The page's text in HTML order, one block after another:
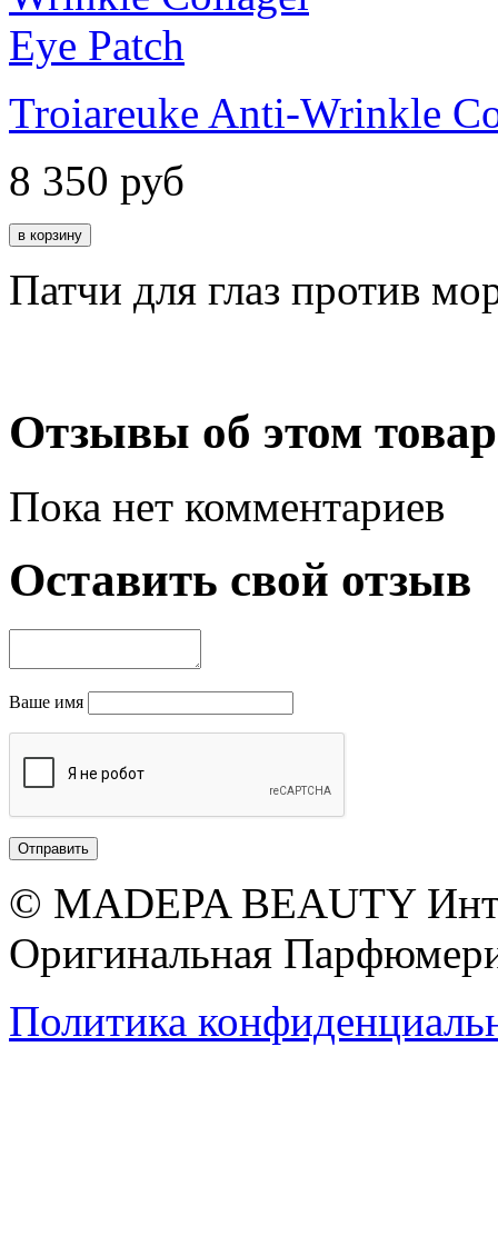
Troiareuke Anti-Wrinkle
8 350 руб
Патчи для глаз против
Отзывы об этом
Пока нет комментариев
Оставить свой отзыв
Ваше имя
© MADEPA BEAUTY
Оригинальная
Политика